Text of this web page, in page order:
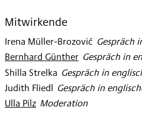
Mitwirkende
Irena Müller-Brozović: Gespräch
Bernhard Günther
: Gespräch in
Shilla Strelka: Gespräch in
Judith Fliedl: Gespräch in
Ulla Pilz
: Moderation